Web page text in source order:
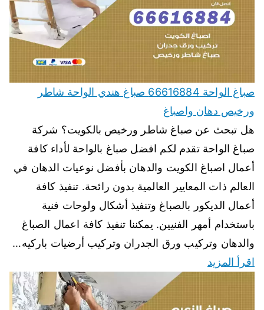
صباغ الواحة 66616884 صباغ هندي الواحة شاطر
ورخيص دهان واصباغ
هل تبحث عن صباغ شاطر ورخيص بالكويت؟ شركة
صباغ الواحة تقدم لكم افضل صباغ بالواحة لأداء كافة
أعمال اصباغ الكويت والدهان بأفضل نوعيات الدهان في
العالم ذات المعايير العالمية بدون رائحة. تنفيذ كافة
أعمال الديكور بالصباغ وتنفيذ أشكال ولوحات فنية
باستخدام أمهر الفنيين. يمكننا تنفيذ كافة اعمال الصباغ
والدهان وتركيب ورق الجدران وتركيب أرضيات باركيه…
اقرأ المزيد